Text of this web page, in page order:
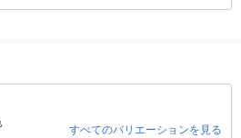
すべてのバリエーションを見る